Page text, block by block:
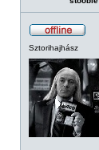
Sztorihajhász